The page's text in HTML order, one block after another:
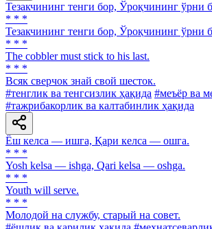
Тезакчининг тенги бор, Ўроқчининг ўрни
* * *
Тезакчининг тенги бор, Ўроқчининг ўрни
* * *
The cobbler must stick to his last.
* * *
Всяк сверчок знай свой шесток.
#тенглик ва тенгсизлик ҳақида #меъёр ва
#тажрибакорлик ва калтабинлик ҳақида
Ёш келса — ишга, Қари келса — ошга.
* * *
Yosh kelsa — ishga, Qari kelsa — oshga.
* * *
Youth will serve.
* * *
Молодой на службу, старый на совет.